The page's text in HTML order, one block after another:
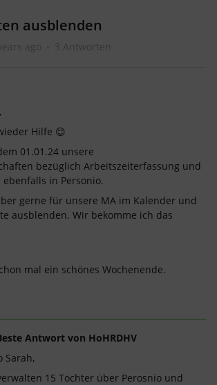
ausblenden
ago 3 Antworten
Hilfe 😊
01.01.24 unsere
bezüglich Arbeitszeiterfassung und
in Personio.
gerne für unsere MA im Kalender und
ausblenden. Wir bekomme ich das
mal ein schönes Wochenende.
Antwort von HoHRDHV
Sarah,
15 Töchter über Perosnio und